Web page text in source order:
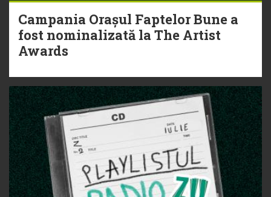
Campania Orașul Faptelor Bune a
fost nominalizată la The Artist
Awards